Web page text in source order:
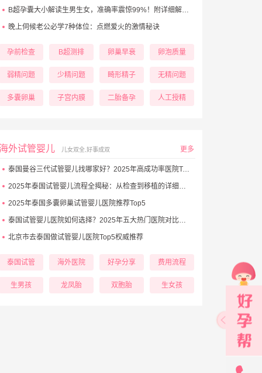
B超孕囊大小解读生男生女，准确率震惊99%！附详细解析表！
晚上伺候老公必学7种体位：点燃爱火的激情秘诀
孕前检查 B超测排 卵巢早衰 卵泡质量
弱精问题 少精问题 畸形精子 无精问题
多囊卵巢 子宫内膜 二胎备孕 人工授精
外试管婴儿 儿女双全,好事成双 更多
泰国曼谷三代试管婴儿找哪家好？2025年高成功率医院Top5推荐
2025年泰国试管婴儿流程全揭秘：从检查到移植的详细步骤
2025年泰国多囊卵巢试管婴儿医院推荐Top5
泰国试管婴儿医院如何选择？2025年五大热门医院对比与避坑秘诀
北京市去泰国做试管婴儿医院Top5权威推荐
泰国试管 海外医院 好孕分享 费用流程
生男孩 龙凤胎 双胞胎 生女孩